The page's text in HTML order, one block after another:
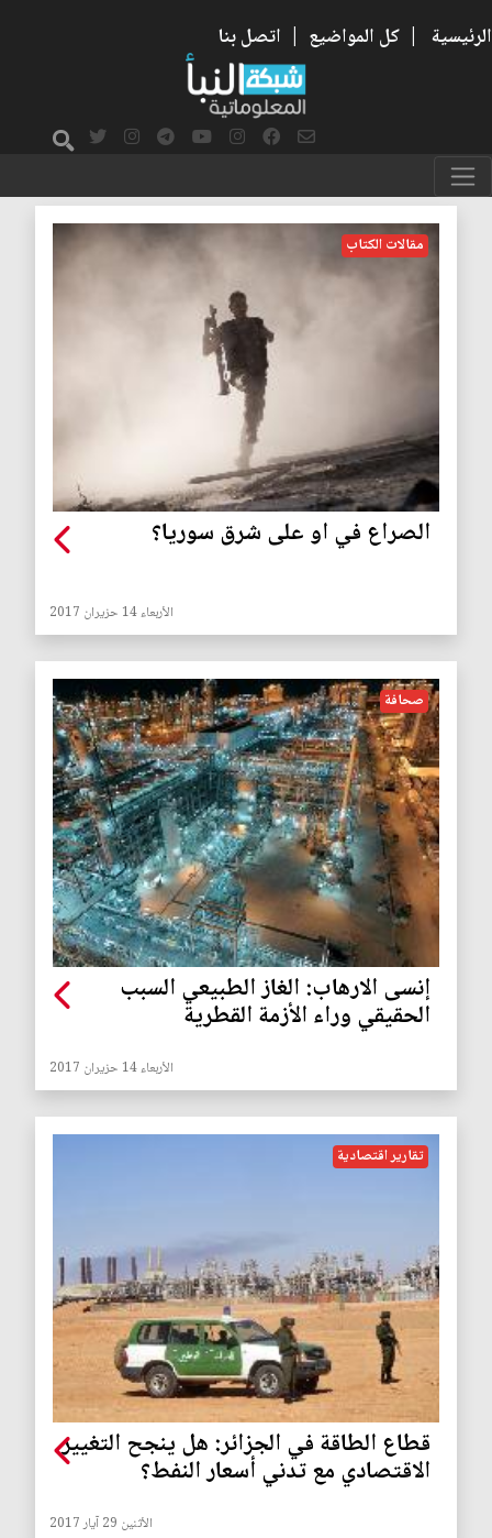
الرئيسية | كل المواضيع | اتصل بنا
غاز
مقالات الكتاب
الصراع في او على شرق سوريا؟
الأربعاء 14 حزيران 2017
صحافة
إنسى الارهاب: الغاز الطبيعي السبب
الحقيقي وراء الأزمة القطرية
الأربعاء 14 حزيران 2017
تقارير اقتصادية
قطاع الطاقة في الجزائر: هل ينجح التغيير
الاقتصادي مع تدني أسعار النفط؟
الأثنين 29 آيار 2017